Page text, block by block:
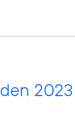
2023